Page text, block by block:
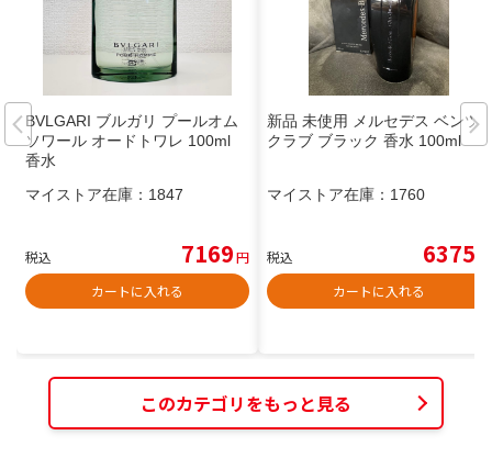
BVLGARI ブルガリ プールオム
ソワール オードトワレ 100ml
香水
マイストア在庫： 1847
税込 7169円
カートに入れる
新品 未使用 メルセデス ベンツ
クラブ ブラック 香水 100ml
マイストア在庫： 1760
税込 6375
カートに入れる
このカテゴリをもっと見る